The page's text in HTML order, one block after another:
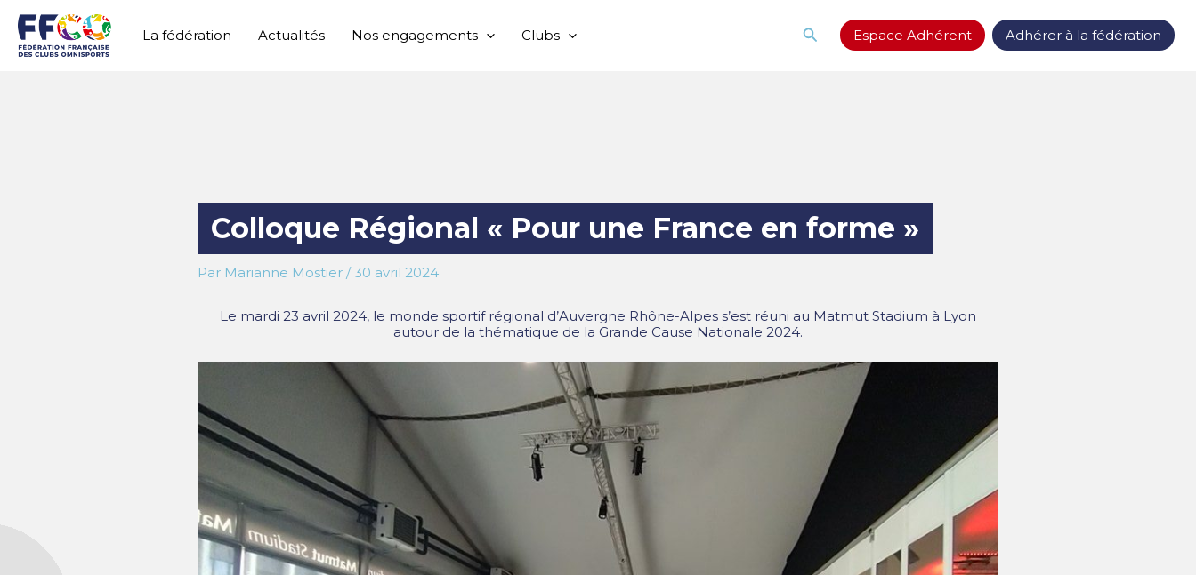
contenu
La fédération Actualités Nos engagements Clubs RechercherEspace Adhérent Adhérer à la fédération
Colloque Régional « Pour une France en forme »
Par Marianne Mostier /30 avril 2024
Le mardi 23 avril 2024, le monde sportif régional d’Auvergne Rhône-Alpes s’est réuni au Matmut Stadium à Lyon
autour de la thématique de la Grande Cause Nationale 2024.